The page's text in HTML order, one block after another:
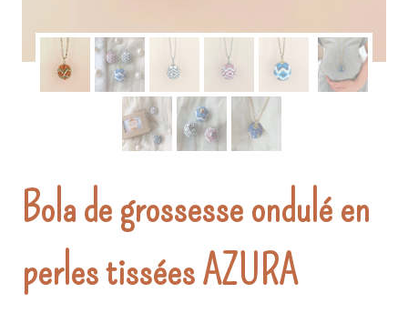
Bola de grossesse ondulé en
perles tissées AZURA